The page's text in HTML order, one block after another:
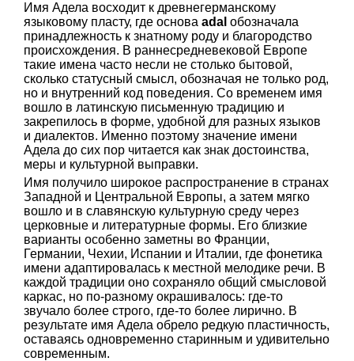
Имя Адела восходит к древнегерманскому
языковому пласту, где основа adal обозначала
принадлежность к знатному роду и благородство
происхождения. В раннесредневековой Европе
такие имена часто несли не столько бытовой,
сколько статусный смысл, обозначая не только род,
но и внутренний код поведения. Со временем имя
вошло в латинскую письменную традицию и
закрепилось в форме, удобной для разных языков
и диалектов. Именно поэтому значение имени
Адела до сих пор читается как знак достоинства,
меры и культурной выправки.
Имя получило широкое распространение в странах
Западной и Центральной Европы, а затем мягко
вошло и в славянскую культурную среду через
церковные и литературные формы. Его близкие
варианты особенно заметны во Франции,
Германии, Чехии, Испании и Италии, где фонетика
имени адаптировалась к местной мелодике речи. В
каждой традиции оно сохраняло общий смысловой
каркас, но по-разному окрашивалось: где-то
звучало более строго, где-то более лирично. В
результате имя Адела обрело редкую пластичность,
оставаясь одновременно старинным и удивительно
современным.